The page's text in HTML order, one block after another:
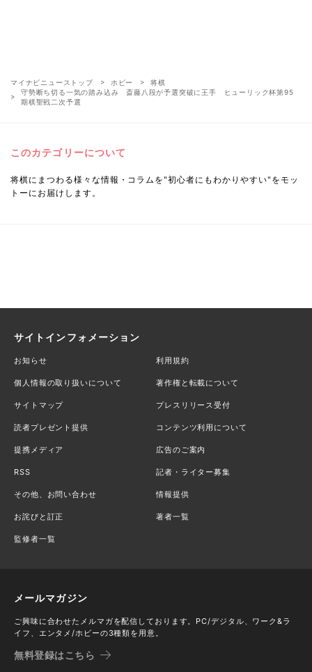
マイナビニューストップ ホビー
将棋
守勢断ち切る一気の踏み込み 斎藤八段が予選突破に王手 ヒューリック杯第95
期棋聖戦二次予選
このカテゴリーについて
将棋にまつわる様々な情報・コラムを"初心者にもわかりやすい"をモッ
トーにお届けします。
サイトインフォメーション
お知らせ 利用規約
個人情報の取り扱いについて 著作権と転載について
サイトマップ プレスリリース受付
読者プレゼント提供 コンテンツ利用について
提携メディア 広告のご案内
RSS 記者・ライター募集
その他、お問い合わせ 情報提供
お詫びと訂正 著者一覧
監修者一覧
メールマガジン
ご興味に合わせたメルマガを配信しております。PC/デジタル、ワーク&ラ
イフ、エンタメ/ホビーの3種類を用意。
無料登録はこちら